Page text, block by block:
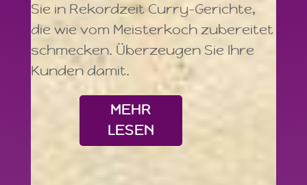
Sie in Rekordzeit Curry-Gerichte,
die wie vom Meisterkoch zubereitet
schmecken. Überzeugen Sie Ihre
Kunden damit.
MEHR
LESEN